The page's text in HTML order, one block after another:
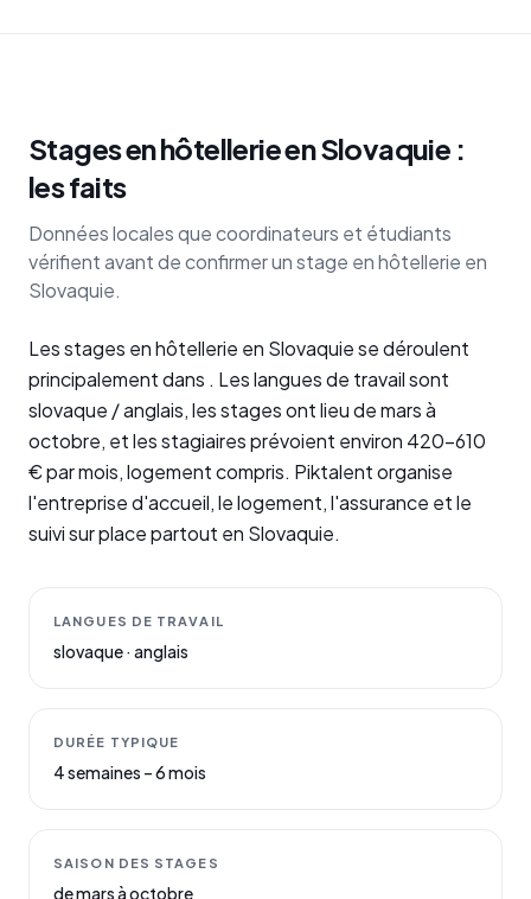
Stages en hôtellerie en Slovaquie :
les faits
Données locales que coordinateurs et étudiants
vérifient avant de confirmer un stage en hôtellerie en
Slovaquie.
Les stages en hôtellerie en Slovaquie se déroulent
principalement dans . Les langues de travail sont
slovaque / anglais, les stages ont lieu de mars à
octobre, et les stagiaires prévoient environ 420–610
€ par mois, logement compris. Piktalent organise
l'entreprise d'accueil, le logement, l'assurance et le
suivi sur place partout en Slovaquie.
LANGUES DE TRAVAIL
slovaque · anglais
DURÉE TYPIQUE
4 semaines – 6 mois
SAISON DES STAGES
de mars à octobre